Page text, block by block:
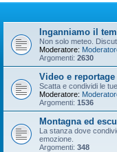
Inganniamo il
Non solo meteo.
Moderatore:
Argomenti: 2630
Video e
Scatta e condividi le
Moderatore:
Argomenti: 1536
Montagna ed
La stanza dove
emozione.
Argomenti: 348